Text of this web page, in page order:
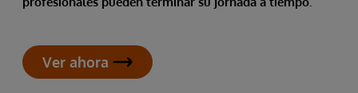
Ver ahora